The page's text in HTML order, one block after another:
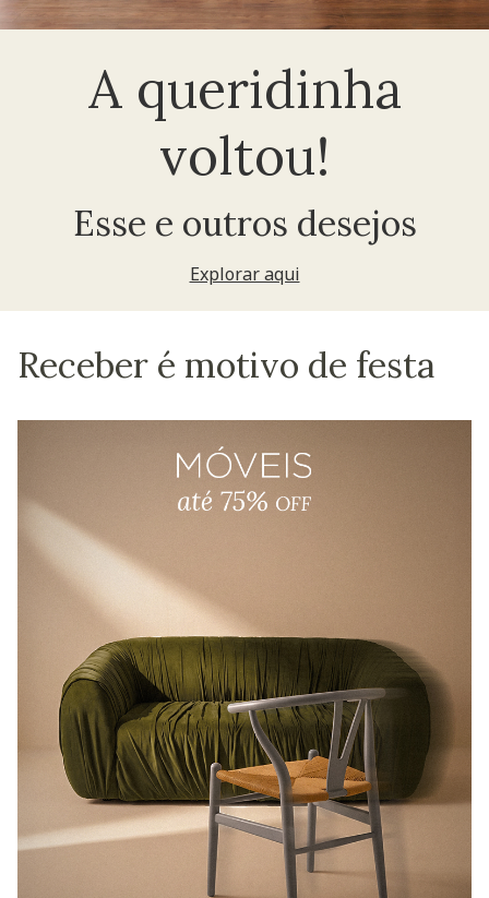
A queridinha
voltou!
Esse e outros desejos
Explorar aqui
Receber é motivo de festa